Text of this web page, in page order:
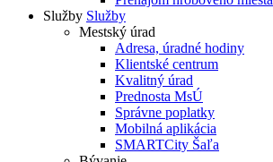
Služby Služby
Mestský úrad
Adresa, úradné hodiny
Klientské centrum
Kvalitný úrad
Prednosta MsÚ
Správne poplatky
Mobilná aplikácia
SMARTCity Šaľa